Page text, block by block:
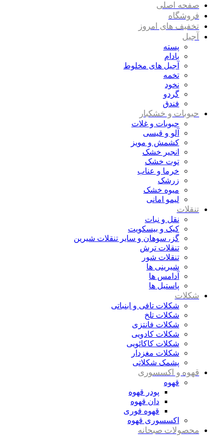
صفحه اصلی
فروشگاه
تخفیف های امروز
آجیل
پسته
بادام
آجیل های مخلوط
تخمه
نخود
گردو
فندق
حبوبات و خشکبار
حبوبات و غلات
آلو و قیسی
کشمش و مویز
انجیر خشک
توت خشک
خرما و عناب
زرشک
میوه خشک
لیمو امانی
تنقلات
نقل و نبات
کیک و بیسکویت
گز، سوهان و سایر تنقلات شیرین
تنقلات ترش
تنقلات شور
شیرینی ها
آدامس ها
پاستیل ها
شکلات
شکلات تافی و ابنباتی
شکلات تلخ
شکلات فانتزی
شکلات کادویی
شکلات کاکائویی
شکلات مغزدار
پشمک شکلاتی
قهوه و اکسسوری
قهوه
پودر قهوه
دان قهوه
قهوه فوری
اکسسوری قهوه
محصولات صبحانه